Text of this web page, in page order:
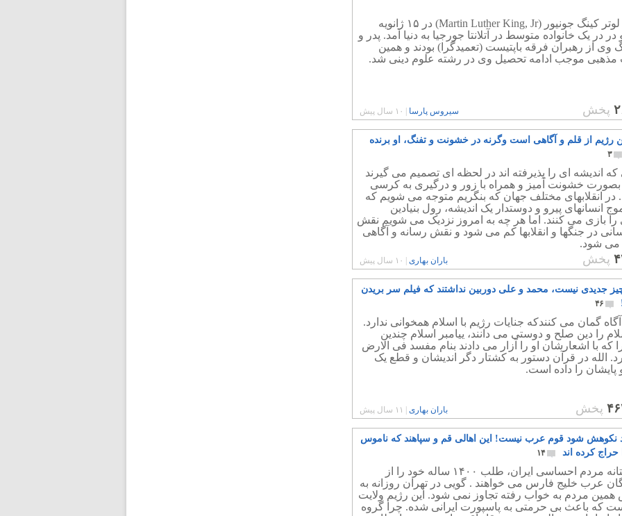
مارتین لوتر کینگ جونیور (Martin Luther King, Jr)‏ در ۱۵ ژانویه
و در در یک خانواده متوسط در آتلانتا جورجیا به دنیا آمد. پدر و
وی از رهبران فرقه باپتیست (تعمیدگرا) بودند و همین
مذهبی موجب ادامه تحصیل وی در رشته علوم دینی شد.
پخش سیروس پارسا ۱۰ سال پیش
رژیم از قلم و آگاهی است وگرنه در خشونت و تفنگ، او برنده
۳
اندیشه ای را پذیرفته اند در لحظه ای تصمیم می گیرند
بصورت خشونت آمیز و همراه با زور و درگیری به کرسی
در انقلابهای مختلف جهان که بنگریم متوجه می شویم که
انسانهای پیرو و دوستدار یک اندیشه، رول بنیادین
را بازی می کنند. اما هر چه به امروز نزدیک می شویم نقش
در جنگها و انقلابها کم می شود و نقش رسانه و آگاهی
می شود.
پخش باران بهاری ۱۰ سال پیش
جدیدی نیست، محمد و علی دوربین نداشتند که فیلم سر بریدن
۴۶
گمان می کنندکه جنایات رژیم با اسلام همخوانی ندارد.
را دین صلح و دوستی می دانند، ییامبر اسلام چندین
که با اشعارشان او را آزار می دادند بنام مفسد فی الارض
الله در قرآن دستور به کشتار دگر اندیشان و قطع یک
را داده است.
پخش باران بهاری ۱۱ سال پیش
نکوهش شود قوم عرب نیست! این اهالی قم و سپاهند که ناموس
حراج کرده اند
۱۴
شوربختانه مردم احساسی ایران، طلب ۱۴۰۰ ساله خود را از
عرب خلیج فارس می خواهند . گویی در تهران روزانه به
همین مردم به خواب رفته تجاوز نمی شود. این رژیم ولایت
که باعث بی حرمتی به پاسپورت ایرانی شده. چرا گروه